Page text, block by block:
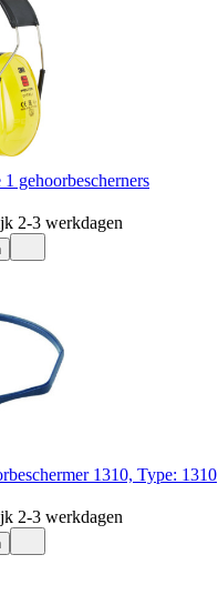
gehoorbescherners
2-3 werkdagen
1310, Type: 1310
2-3 werkdagen